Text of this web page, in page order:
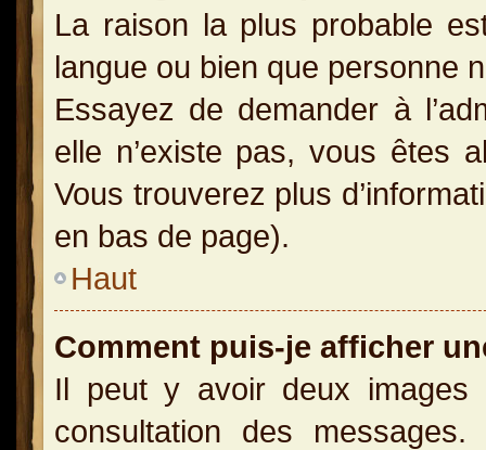
La raison la plus probable
langue ou bien que personne
Essayez de demander à
elle n’existe pas, vous êtes
Vous trouverez plus
en bas de page).
Haut
Comment puis-je afficher
Il peut y avoir deux images
consultation des